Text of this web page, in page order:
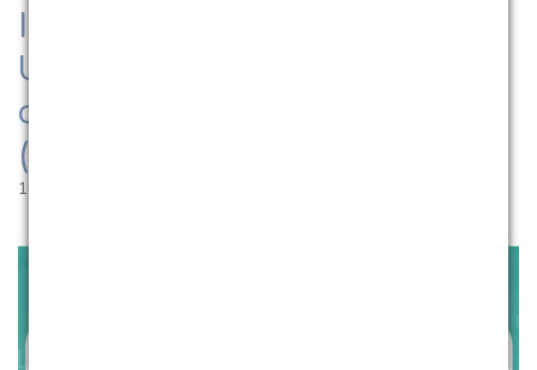
Inscrições para o Salão
Universitário 2020 da UCPel
começam nesta segunda-feira
(10)
10.08.2020 | 10:01